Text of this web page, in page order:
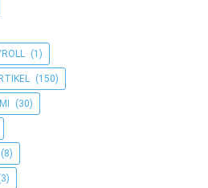
(1)
(150)
(30)
(8)